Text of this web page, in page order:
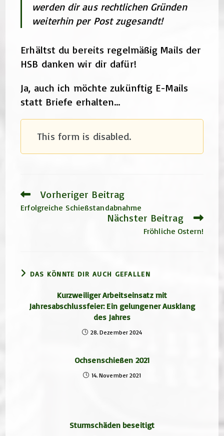
werden dir aus rechtlichen Gründen
weiterhin per Post zugesandt!
Erhältst du bereits regelmäßig Mails der
HSB danken wir dir dafür!
Ja, auch ich möchte zukünftig E-Mails
statt Briefe erhalten…
This form is disabled.
Weitere
Artikel
ansehen
Vorheriger Beitrag
Erfolgreiche Schießstandabnahme
Nächster Beitrag
Fröhliche Ostern!
DAS KÖNNTE DIR AUCH GEFALLEN
Kurzweiliger Arbeitseinsatz mit
Jahresabschlussfeier: Ein gelungener Ausklang
des Jahres
28. Dezember 2024
Ochsenschießen 2021
14. November 2021
Sturmschäden beseitigt